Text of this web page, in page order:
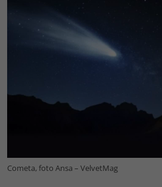
Cometa, foto Ansa – VelvetMag